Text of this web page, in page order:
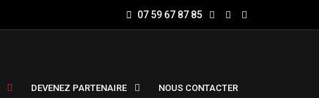
07 59 67 87 85
DEVENEZ PARTENAIRE NOUS CONTACTER